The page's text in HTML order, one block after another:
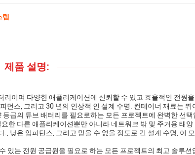
제품 설명:
이며 다양한 애플리케이션에 신뢰할 수 있고 효율적인 전원
던스, 그리고 30 년의 인상적 인 설계 수명. 컨테이너 재료는 뛰
급의 튜브 배터리를 필요로하는 모든 프로젝트에 완벽한 선택
한 다른 애플리케이션뿐만 아니라 네트워크 밖 및 주거용 태양
낮은 임피던스, 그리고 믿을 수 없을 정도로 긴 설계 수명, 이
있는 전원 공급원을 필요로 하는 모든 프로젝트의 최고 솔루션